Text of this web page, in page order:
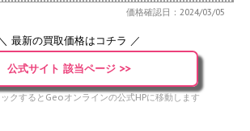
価格確認日：2024/03/05
最新の買取価格はコチラ ／
公式サイト 該当ページ >>
クするとGeoオンラインの公式HPに移動します